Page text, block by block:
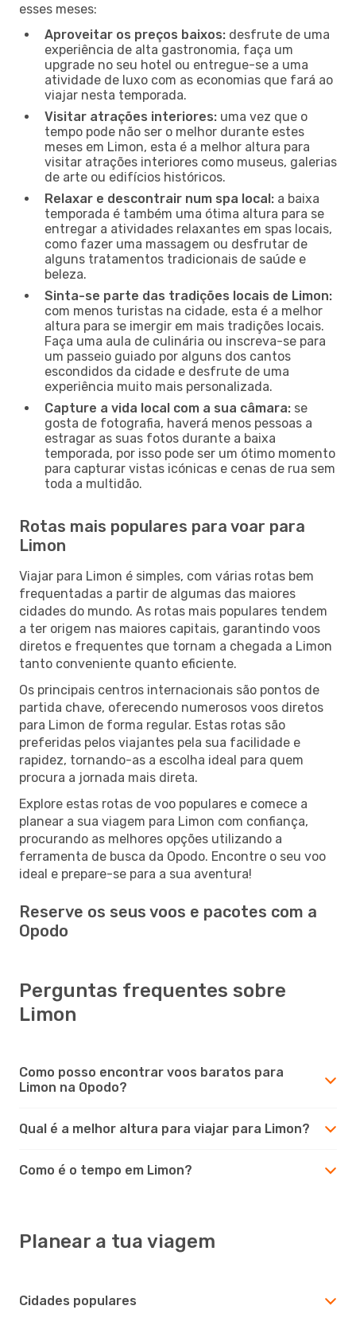
esses meses:
Aproveitar os preços baixos: desfrute de uma
experiência de alta gastronomia, faça um
upgrade no seu hotel ou entregue-se a uma
atividade de luxo com as economias que fará ao
viajar nesta temporada.
Visitar atrações interiores: uma vez que o
tempo pode não ser o melhor durante estes
meses em Limon, esta é a melhor altura para
visitar atrações interiores como museus, galerias
de arte ou edifícios históricos.
Relaxar e descontrair num spa local: a baixa
temporada é também uma ótima altura para se
entregar a atividades relaxantes em spas locais,
como fazer uma massagem ou desfrutar de
alguns tratamentos tradicionais de saúde e
beleza.
Sinta-se parte das tradições locais de Limon:
com menos turistas na cidade, esta é a melhor
altura para se imergir em mais tradições locais.
Faça uma aula de culinária ou inscreva-se para
um passeio guiado por alguns dos cantos
escondidos da cidade e desfrute de uma
experiência muito mais personalizada.
Capture a vida local com a sua câmara: se
gosta de fotografia, haverá menos pessoas a
estragar as suas fotos durante a baixa
temporada, por isso pode ser um ótimo momento
para capturar vistas icónicas e cenas de rua sem
toda a multidão.
Rotas mais populares para voar para
Limon
Viajar para Limon é simples, com várias rotas bem
frequentadas a partir de algumas das maiores
cidades do mundo. As rotas mais populares tendem
a ter origem nas maiores capitais, garantindo voos
diretos e frequentes que tornam a chegada a Limon
tanto conveniente quanto eficiente.
Os principais centros internacionais são pontos de
partida chave, oferecendo numerosos voos diretos
para Limon de forma regular. Estas rotas são
preferidas pelos viajantes pela sua facilidade e
rapidez, tornando-as a escolha ideal para quem
procura a jornada mais direta.
Explore estas rotas de voo populares e comece a
planear a sua viagem para Limon com confiança,
procurando as melhores opções utilizando a
ferramenta de busca da Opodo. Encontre o seu voo
ideal e prepare-se para a sua aventura!
Reserve os seus voos e pacotes com a
Opodo
Perguntas frequentes sobre
Limon
Como posso encontrar voos baratos para
Limon na Opodo?
Qual é a melhor altura para viajar para Limon?
Como é o tempo em Limon?
Planear a tua viagem
Cidades populares